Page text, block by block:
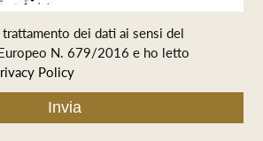
dei dati ai sensi del
N. 679/2016 e ho letto
Policy